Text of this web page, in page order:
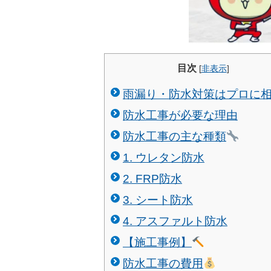
目次 [非表示]
雨漏り・防水対策はプロに
防水工事が必要な理由
防水工事の主な種類
1. ウレタン防水
2. FRP防水
3. シート防水
4. アスファルト防水
【施工事例】
防水工事の費用